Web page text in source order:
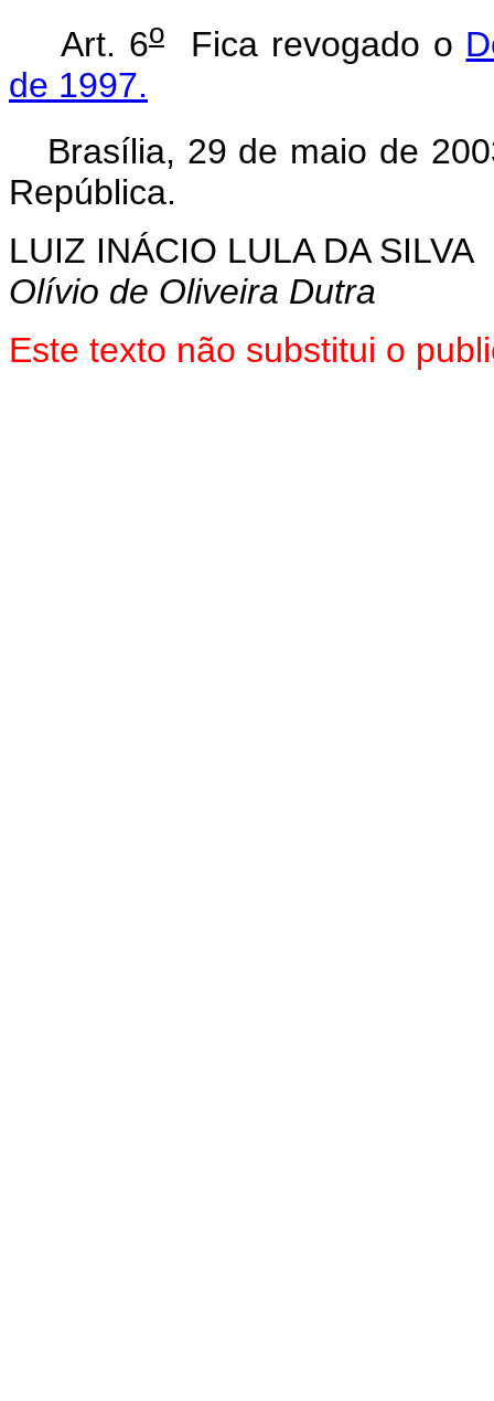
Art. 6oFica revogado o
de 1997.
Brasília, 29 de maio de
República.
LUIZ INÁCIO LULA DA SILVA
Olívio de Oliveira Dutra
Este texto não substitui o